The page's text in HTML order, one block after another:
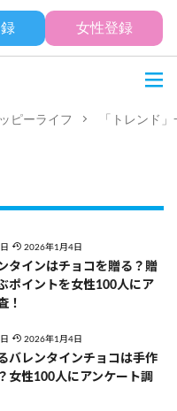
女性登録
ピーライフ 「トレンド
2026年1月4日
タインはチョコを贈る？贈
ポイントを女性100人にア
！
2026年1月4日
バレンタインチョコは手作
女性100人にアンケート調